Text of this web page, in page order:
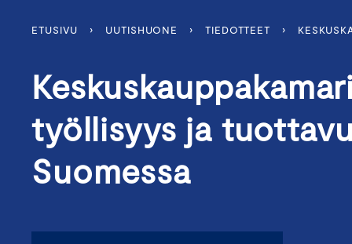
ETUSIVU › UUTISHUONE › TIEDOTTEET ›
työllisyys ja
Suomessa